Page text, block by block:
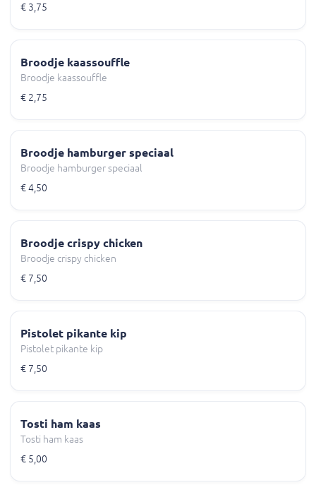
€ 3,75
Broodje kaassouffle
Broodje kaassouffle
€ 2,75
Broodje hamburger speciaal
Broodje hamburger speciaal
€ 4,50
Broodje crispy chicken
Broodje crispy chicken
€ 7,50
Pistolet pikante kip
Pistolet pikante kip
€ 7,50
Tosti ham kaas
Tosti ham kaas
€ 5,00